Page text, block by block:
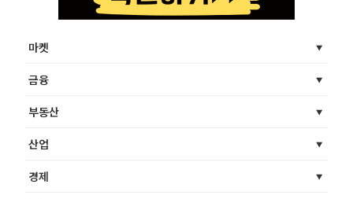
마켓
금융
부동산
산업
경제